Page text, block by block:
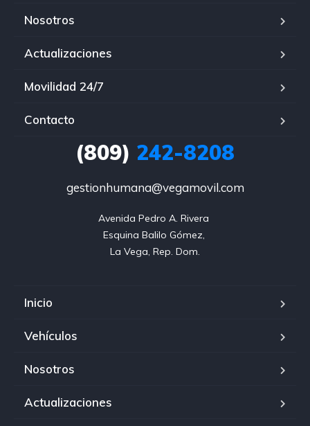
Nosotros
Actualizaciones
Movilidad 24/7
Contacto
(809) 242-8208
gestionhumana@vegamovil.com
Avenida Pedro A. Rivera
Esquina Balilo Gómez,
La Vega, Rep. Dom.
Inicio
Vehículos
Nosotros
Actualizaciones